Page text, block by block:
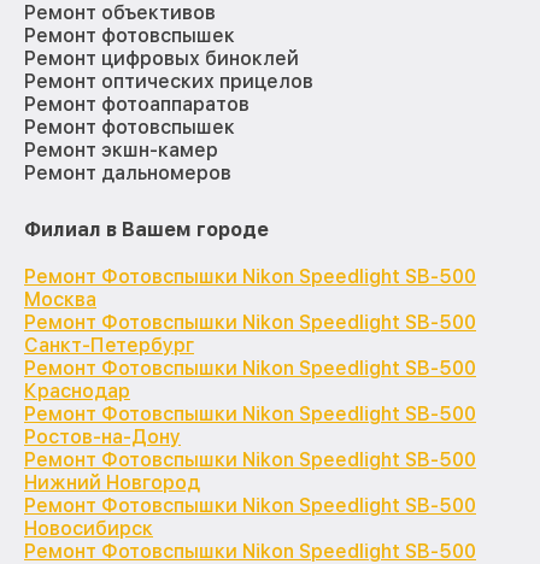
Ремонт объективов
Ремонт фотовспышек
Ремонт цифровых биноклей
Ремонт оптических прицелов
Ремонт фотоаппаратов
Ремонт фотовспышек
Ремонт экшн-камер
Ремонт дальномеров
Филиал в Вашем городе
Ремонт Фотовспышки Nikon Speedlight SB-500
Москва
Ремонт Фотовспышки Nikon Speedlight SB-500
Санкт-Петербург
Ремонт Фотовспышки Nikon Speedlight SB-500
Краснодар
Ремонт Фотовспышки Nikon Speedlight SB-500
Ростов-на-Дону
Ремонт Фотовспышки Nikon Speedlight SB-500
Нижний Новгород
Ремонт Фотовспышки Nikon Speedlight SB-500
Новосибирск
Ремонт Фотовспышки Nikon Speedlight SB-500